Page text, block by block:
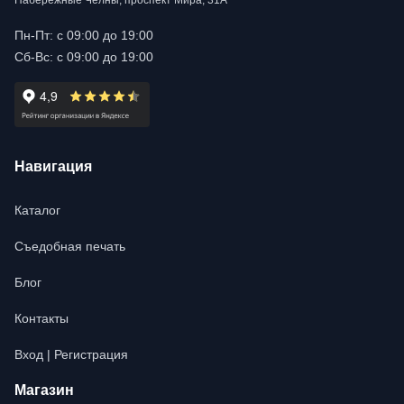
Пн-Пт: с 09:00 до 19:00
Сб-Вс: с 09:00 до 19:00
Навигация
Каталог
Съедобная печать
Блог
Контакты
Вход | Регистрация
Магазин